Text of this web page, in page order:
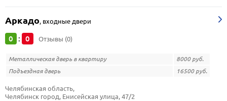
Аркадо, входные двери
0 : 0 Отзывы (0)
Металлическая дверь в квартиру
8000 руб.
Подъездная дверь
16500 руб.
Челябинская область,
Челябинск город, Енисейская улица, 47/2